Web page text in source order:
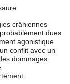
crâniennes
dues
agonistique
conflit avec un
dommages